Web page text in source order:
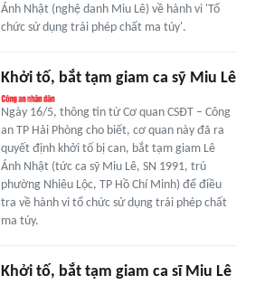
Ánh Nhật (nghệ danh Miu Lê) về hành vi 'Tổ
chức sử dụng trái phép chất ma túy'.
Khởi tố, bắt tạm giam ca sỹ Miu Lê
Ngày 16/5, thông tin từ Cơ quan CSĐT – Công
an TP Hải Phòng cho biết, cơ quan này đã ra
quyết định khởi tố bị can, bắt tạm giam Lê
Ánh Nhật (tức ca sỹ Miu Lê, SN 1991, trú
phường Nhiêu Lộc, TP Hồ Chí Minh) để điều
tra về hành vi tổ chức sử dụng trái phép chất
ma túy.
Khởi tố, bắt tạm giam ca sĩ Miu Lê